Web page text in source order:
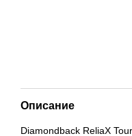
Описание
Diamondback ReliaX